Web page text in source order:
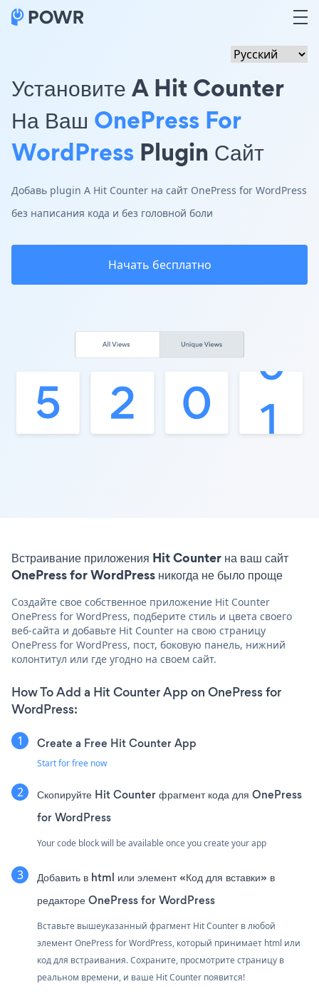
Установите A Hit Counter
На Ваш OnePress For
WordPress Plugin Сайт
Добавь plugin A Hit Counter на сайт OnePress for WordPress
без написания кода и без головной боли
Начать бесплатно
Встраивание приложения Hit Counter на ваш сайт
OnePress for WordPress никогда не было проще
Создайте свое собственное приложение Hit Counter
OnePress for WordPress, подберите стиль и цвета своего
веб-сайта и добавьте Hit Counter на свою страницу
OnePress for WordPress, пост, боковую панель, нижний
колонтитул или где угодно на своем сайт.
How To Add a Hit Counter App on OnePress for
WordPress:
Create a Free Hit Counter App
Start for free now
Скопируйте Hit Counter фрагмент кода для OnePress
for WordPress
Your code block will be available once you create your app
Добавить в html или элемент «Код для вставки» в
редакторе OnePress for WordPress
Вставьте вышеуказанный фрагмент Hit Counter в любой
элемент OnePress for WordPress, который принимает html или
код для встраивания. Сохраните, просмотрите страницу в
реальном времени, и ваше Hit Counter появится!